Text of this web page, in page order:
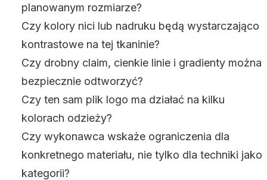
planowanym rozmiarze?
Czy kolory nici lub nadruku będą wystarczająco
kontrastowe na tej tkaninie?
Czy drobny claim, cienkie linie i gradienty można
bezpiecznie odtworzyć?
Czy ten sam plik logo ma działać na kilku
kolorach odzieży?
Czy wykonawca wskaże ograniczenia dla
konkretnego materiału, nie tylko dla techniki jako
kategorii?